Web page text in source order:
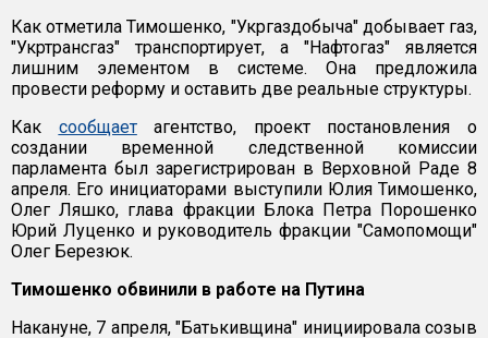
Как отметила Тимошенко, "Укргаздобыча" добывает газ,
"Укртрансгаз" транспортирует, а "Нафтогаз" является
лишним элементом в системе. Она предложила
провести реформу и оставить две реальные структуры.
Как сообщаетагентство, проект постановления о
создании временной следственной комиссии
парламента был зарегистрирован в Верховной Раде 8
апреля. Его инициаторами выступили Юлия Тимошенко,
Олег Ляшко, глава фракции Блока Петра Порошенко
Юрий Луценко и руководитель фракции "Самопомощи"
Олег Березюк.
Тимошенко обвинили в работе на Путина
Накануне, 7 апреля, "Батькивщина" инициировала созыв